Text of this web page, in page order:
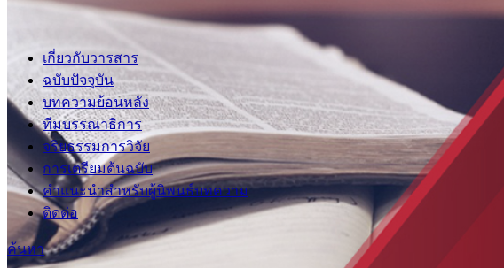
เกี่ยวกับวารสาร
ฉบับปัจจุบัน
บทความย้อนหลัง
ทีมบรรณาธิการ
จริยธรรมการวิจัย
การเตรียมต้นฉบับ
คำแนะนำสำหรับผู้นิพนธ์บทความ
ติดต่อ
ค้นหา